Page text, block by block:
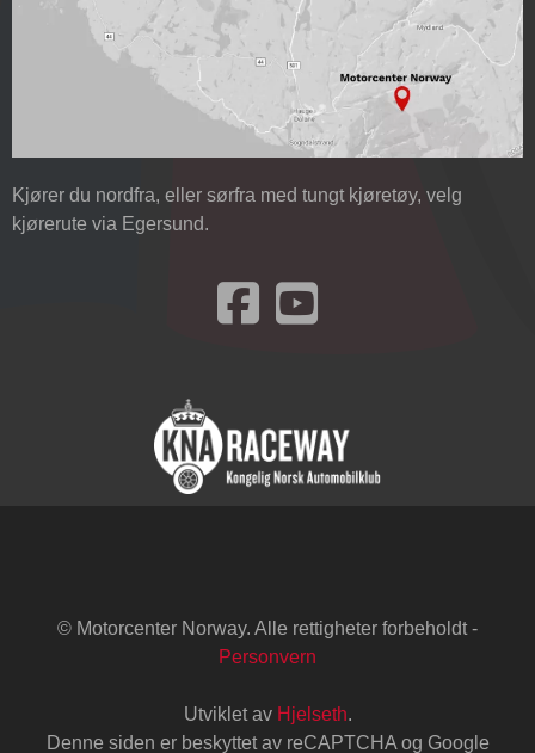
Kjører du nordfra, eller sørfra med tungt kjøretøy, velg
kjørerute via Egersund.
Besøk oss på Facebook
© Motorcenter Norway. Alle rettigheter forbeholdt -
Personvern
Utviklet av Hjelseth.
Denne siden er beskyttet av reCAPTCHA og Google